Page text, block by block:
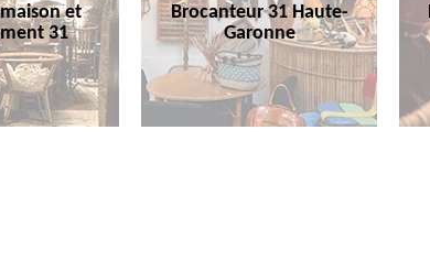
et
31
Brocanteur 31 Haute-
Garonne